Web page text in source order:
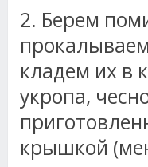
2. Берем
кладем их в
укропа,
крышкой